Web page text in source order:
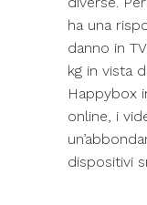
ha una
danno in
kg in vista
Happybox
online, i
dispositivi